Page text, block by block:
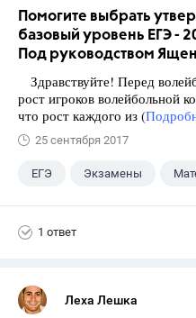
Помогите выбрать
базовый уровень ЕГЭ -
Под руководством
Здравствуйте! Перед
рост игроков волейбольной
что рост каждого из (
25 сентября 2017
ЕГЭ Экзамены
1 ответ
Леха Лешка